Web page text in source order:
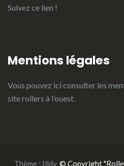
Suivez ce lien !
Mentions légales
Vous pouvez ici consulter les
site rollers à l’ouest.
Thème : Illdy. © Copyright